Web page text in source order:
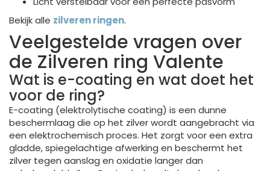
Bekijk alle zilveren ringen.
Veelgestelde vragen over
de Zilveren ring Valente
Wat is e-coating en wat doet het
voor de ring?
E-coating (elektrolytische coating) is een dunne
beschermlaag die op het zilver wordt aangebracht via
een elektrochemisch proces. Het zorgt voor een extra
gladde, spiegelachtige afwerking en beschermt het
zilver tegen aanslag en oxidatie langer dan